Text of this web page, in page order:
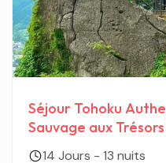
Séjour Tohoku
Sauvage aux Trésors
14 Jours - 13 nuits